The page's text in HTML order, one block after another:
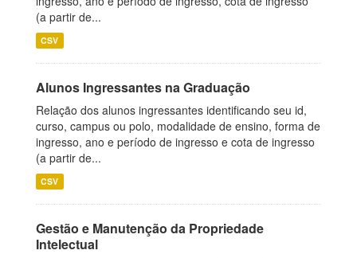
(a partir de...
CSV
Alunos Ingressantes na Graduação
Relação dos alunos ingressantes identificando seu id,
curso, campus ou polo, modalidade de ensino, forma de
ingresso, ano e período de ingresso e cota de ingresso
(a partir de...
CSV
Gestão e Manutenção da Propriedade
Intelectual